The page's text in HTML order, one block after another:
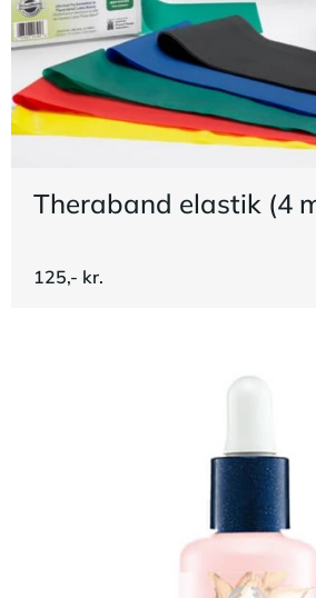
Theraband elastik (4
125,- kr.